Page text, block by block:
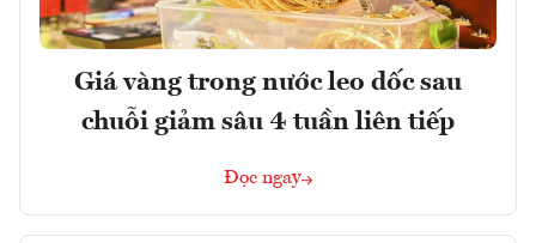
Giá vàng trong nước leo dốc sau
chuỗi giảm sâu 4 tuần liên tiếp
Đọc ngay